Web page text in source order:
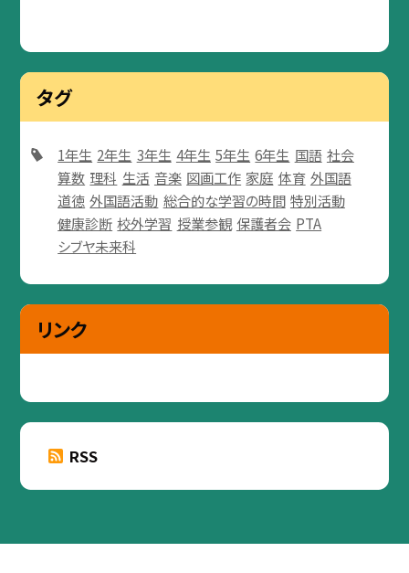
タグ
1年生 2年生 3年生 4年生 5年生 6年生 国語 社会
算数 理科 生活 音楽 図画工作 家庭 体育 外国語
道徳 外国語活動 総合的な学習の時間 特別活動
健康診断 校外学習 授業参観 保護者会 PTA
シブヤ未来科
リンク
RSS